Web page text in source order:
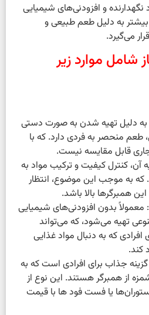
و افزودنی‌های شیمیایی
به دلیل طعم طبیعی و
می‌گیرد.
شامل موارد زیر
دلیل تهیه شدن به صورت دستی
طعم منحصر به فردی دارد. که با
قابل مقایسه نیست.
آن، کنترل کیفیت و ترکیب مواد به
موجب این موضوع، انتظار
همبرگرها بالا باشد.
: معمولاً بدون افزودنی‌های شیمیایی
تهیه می‌شود، که می‌تواند
که به دنبال مواد غذایی
کند.
جذاب برای افرادی است که به
از همبرگر هستند. این نوع از
یا فست فود ها با قیمت